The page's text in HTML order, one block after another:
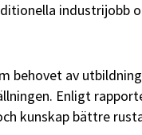
industrijobb
behovet av
Enligt
kunskap bättre